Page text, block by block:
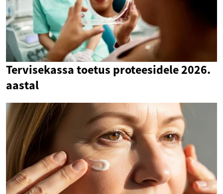
Tervisekassa toetus proteesidele 2026.
aastal